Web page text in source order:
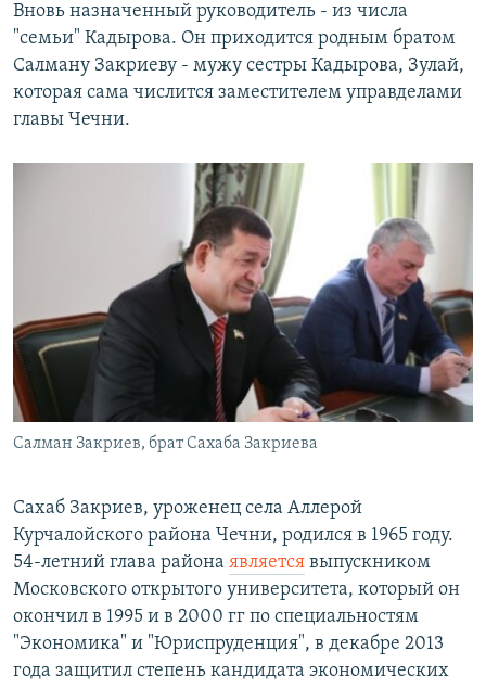
Вновь назначенный руководитель - из числа
"семьи" Кадырова. Он приходится родным братом
Салману Закриеву - мужу сестры Кадырова, Зулай,
которая сама числится заместителем управделами
главы Чечни.
Салман Закриев, брат Сахаба Закриева
Сахаб Закриев, уроженец села Аллерой
Курчалойского района Чечни, родился в 1965 году.
54-летний глава района является выпускником
Московского открытого университета, который он
окончил в 1995 и в 2000 гг по специальностям
"Экономика" и "Юриспруденция", в декабре 2013
года защитил степень кандидата экономических